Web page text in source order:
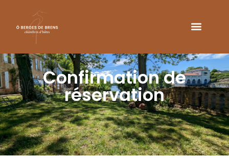
Confirmation de
réservation